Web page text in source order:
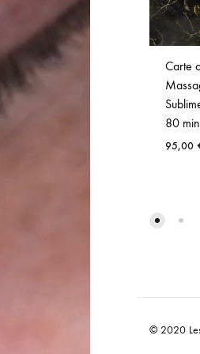
Carte
80
95,00
© 2020